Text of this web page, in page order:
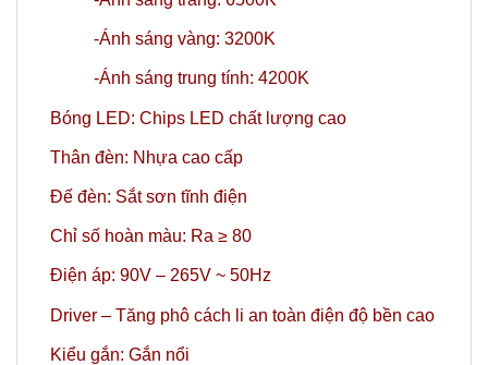
-Ánh sáng vàng: 3200K
-Ánh sáng trung tính: 4200K
Bóng LED: Chips LED chất lượng cao
Thân đèn: Nhựa cao cấp
Đế đèn: Sắt sơn tĩnh điện
Chỉ số hoàn màu: Ra ≥ 80
Điện áp: 90V – 265V ~ 50Hz
Driver – Tăng phô cách li an toàn điện độ bền cao
Kiểu gắn: Gắn nổi